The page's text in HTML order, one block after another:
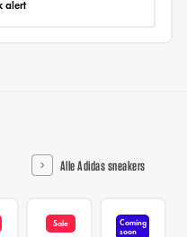
alert
Alle Adidas sneakers
Sale
Coming
soon